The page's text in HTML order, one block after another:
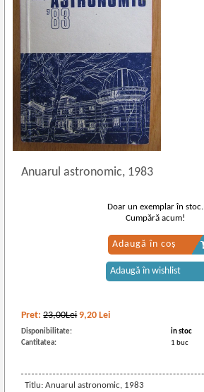
Anuarul astronomic, 1983
Pret:23,00Lei 9,20 Lei
Disponibilitate:
in stoc
Cantitatea:
1 buc
Titlu: Anuarul astronomic, 1983
Doar un exemplar în stoc.
Cumpără acum!
Adaugă în coș
Adaugă în wishlist